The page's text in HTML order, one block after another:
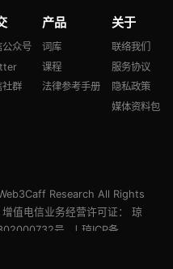
公众号
社群
产品
词库
课程
法律参考手册
关于
联络我们
服务协议
隐私政策
媒体资料包
Research All Rights
值电信业务经营许可证：
琼
号
丨琼ICP备